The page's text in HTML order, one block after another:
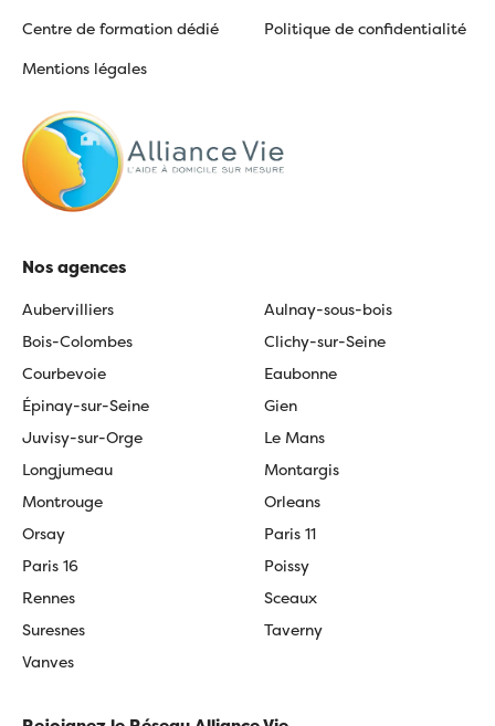
Centre de formation dédié
Politique de confidentialité
Mentions légales
Nos agences
Aubervilliers
Aulnay-sous-bois
Bois-Colombes
Clichy-sur-Seine
Courbevoie
Eaubonne
Épinay-sur-Seine
Gien
Juvisy-sur-Orge
Le Mans
Longjumeau
Montargis
Montrouge
Orleans
Orsay
Paris 11
Paris 16
Poissy
Rennes
Sceaux
Suresnes
Taverny
Vanves